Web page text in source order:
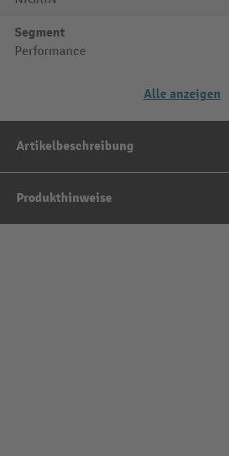
Segment
Performance
Alle anzeigen
Artikelbeschreibung
Produkthinweise